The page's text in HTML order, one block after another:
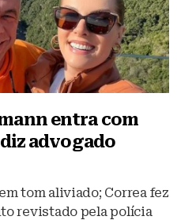
entra com
advogado
tom aliviado; Correa fez
revistado pela polícia